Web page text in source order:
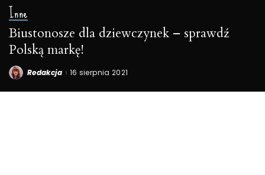
Inne
Biustonosze dla dziewczynek – sprawdź
Polską markę!
Posted
Redakcja 16 sierpnia 2021